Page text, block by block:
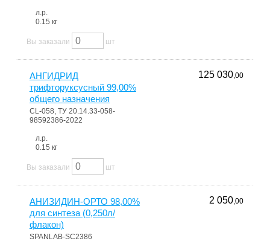
л.р.
0.15 кг
Вы заказали шт
АНГИДРИД
трифторуксусный 99,00%
общего назначения
CL-058, ТУ 20.14.33-058-
98592386-2022
л.р.
0.15 кг
125 030,00
Вы заказали шт
АНИЗИДИН-ОРТО 98,00%
для синтеза (0,250л/
флакон)
SPANLAB-SC2386
2 050,00